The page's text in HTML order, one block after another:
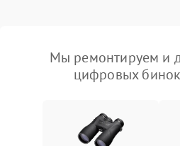
Мы ремонтируем и
цифровых